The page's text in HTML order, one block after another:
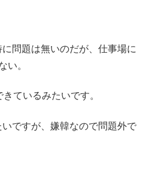
問題は無いのだが、仕事場に
い。
ているみたいです。
ですが、嫌韓なので問題外で